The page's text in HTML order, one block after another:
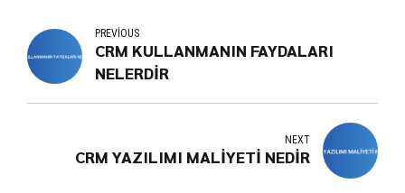
PREVIOUS
CRM KULLANMANIN FAYDALARI
NELERDİR
NEXT
CRM YAZILIMI MALİYETİ NEDİR